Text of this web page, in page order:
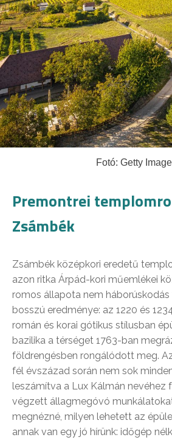
Fotó: Getty
Premontrei
Zsámbék
Zsámbék középkori eredetű
azon ritka Árpád-kori műemlékei
romos állapota nem
bosszú eredménye: az 1220 és
román és korai gótikus stílusban
bazilika a térséget 1763-ban
földrengésben rongálódott meg.
fél évszázad során nem sok
leszámítva a Lux Kálmán nevéhez
végzett állagmegóvó
megnézné, milyen lehetett az
annak van egy jó hírünk: időgép